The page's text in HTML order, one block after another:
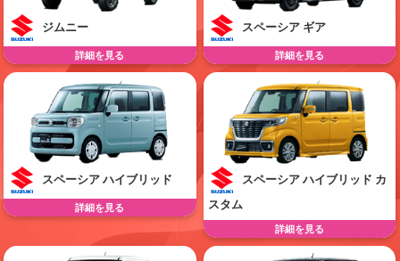
ジムニー
詳細を見る
スペーシア ギア
詳細を見る
スペーシア ハイブリッド
詳細を見る
スペーシア ハイブリッド カ
スタム
詳細を見る